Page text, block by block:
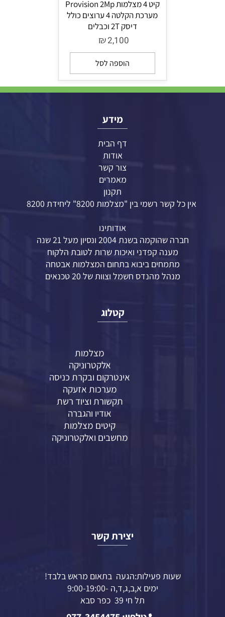
קיט 4 מצלמות Provision 2Mp
מערכת הקלטה 4 ערוצים כולל
דיסק 2T וכבלים
₪2,100
הוספה לסל
מידע
דף הבית
אודות
צור קשר
מאמרים
תקנון
אין כל קשר רשמי בין "מצלמות 8200" ליחידת 8200
אודותינו
חברה שהוקמה בשנת 2004 ונסיון מעל 21 שנה
מענה קפדני ואיכות שרות לטובת הלקוח
מתמחים ביבוא בתחום המצלמות אבטחה
מנהל מהנדס חשמל וצוות של 20 טכנאים
קטלוג
מצלמות
אלקטרוניקה
אינטרקום ובקרת כניסה
מערכות אזעקה
תקשורת וציוד רשת
אודיו והגברה
קיטים מצלמות
מחשבים ואלקטרוניקה
יצירת קשר
שעות פעילות:הגעה בתאום מראש בלבד!
ימים א,ב,ג,ד,ה -9:00-19:00
תל חי 39 כפר סבא